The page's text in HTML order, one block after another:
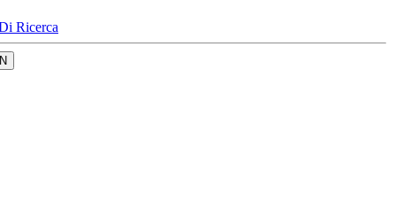
Ricerca